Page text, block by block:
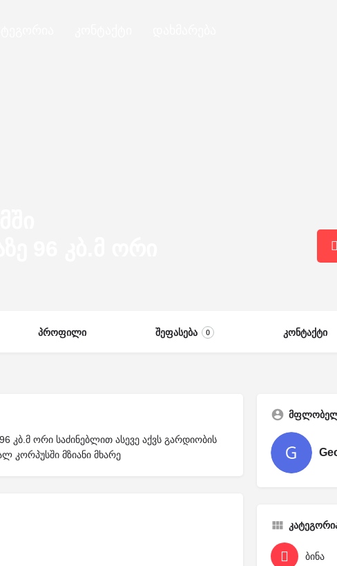
პროფილი შეფასება 0 კონტაქტი
კბ.მ ორი საძინებლით ასევე აქვს გარდიობის
კორპუსში მზიანი მხარე
ბინა